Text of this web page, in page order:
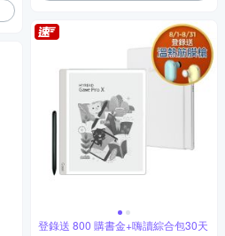
登錄送 800 購書金+嗨讀綜合包30天